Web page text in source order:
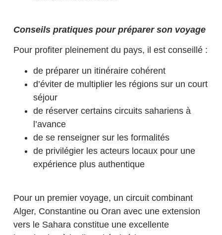
Conseils pratiques pour préparer son voyage
Pour profiter pleinement du pays, il est conseillé :
de préparer un itinéraire cohérent
d’éviter de multiplier les régions sur un court
séjour
de réserver certains circuits sahariens à
l’avance
de se renseigner sur les formalités
de privilégier les acteurs locaux pour une
expérience plus authentique
Pour un premier voyage, un circuit combinant
Alger, Constantine ou Oran avec une extension
vers le Sahara constitue une excellente